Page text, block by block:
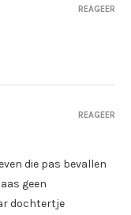
REAGEER
die pas bevallen
geen
dochtertje
REAGEER